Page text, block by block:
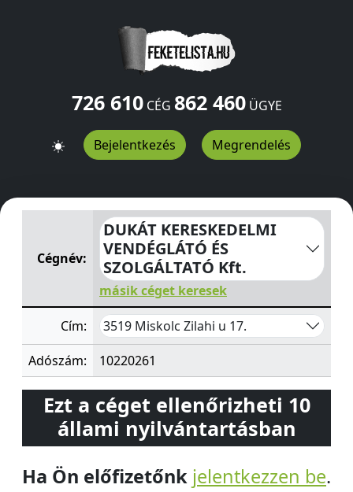
726 610CÉG 862 460ÜGYE
Bejelentkezés Megrendelés
DUKÁT KERESKEDELMI VENDÉGLÁTÓ ÉS SZOLGÁLTATÓ
Cégnév:
DUKÁT KERESKEDELMI
VENDÉGLÁTÓ ÉS
SZOLGÁLTATÓ Kft.
másik céget keresek
Cím: 3519 Miskolc Zilahi u 17.
Adószám: 10220261
Ezt a céget ellenőrizheti 10
állami nyilvántartásban
Ha Ön előfizetőnk jelentkezzen be.